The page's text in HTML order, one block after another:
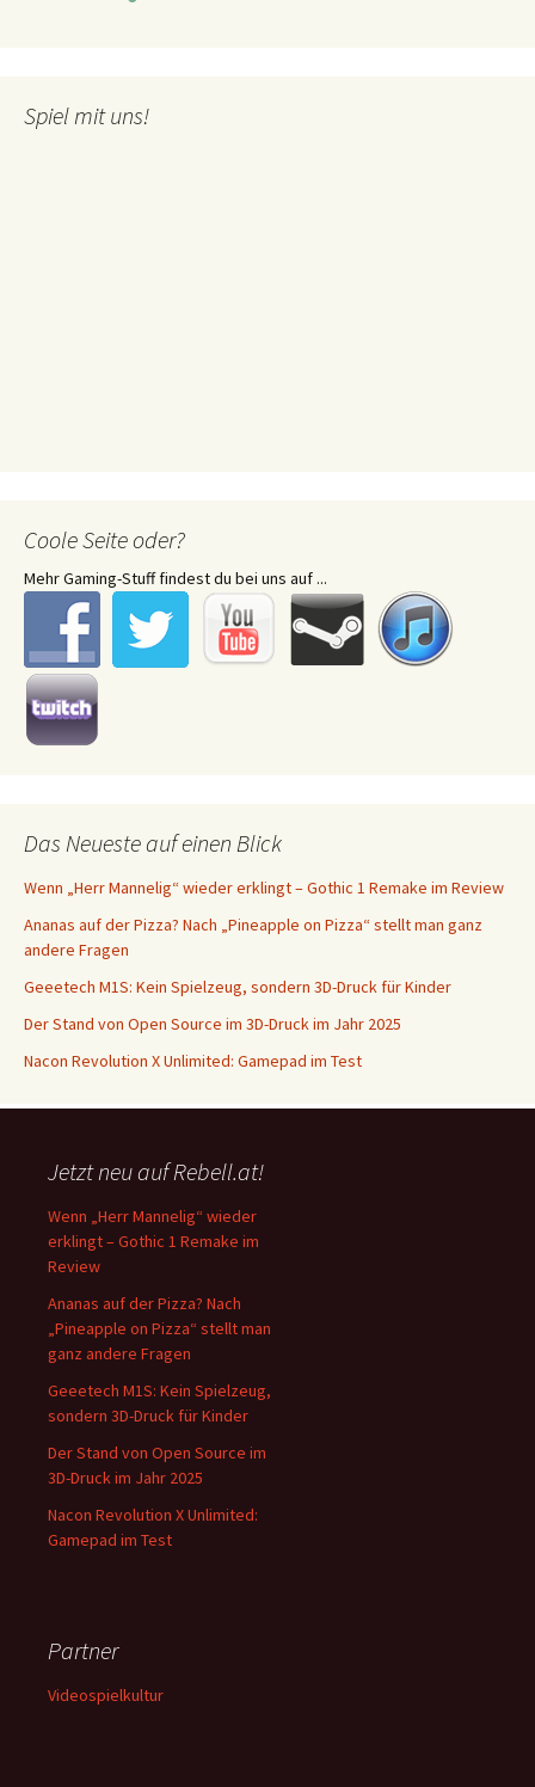
Spiel mit uns!
Coole Seite oder?
Mehr Gaming-Stuff findest du bei uns auf ...
Das Neueste auf einen Blick
Wenn „Herr Mannelig“ wieder erklingt – Gothic 1 Remake im Review
Ananas auf der Pizza? Nach „Pineapple on Pizza“ stellt man ganz
andere Fragen
Geeetech M1S: Kein Spielzeug, sondern 3D-Druck für Kinder
Der Stand von Open Source im 3D-Druck im Jahr 2025
Nacon Revolution X Unlimited: Gamepad im Test
Jetzt neu auf Rebell.at!
Wenn „Herr Mannelig“ wieder
erklingt – Gothic 1 Remake im
Review
Ananas auf der Pizza? Nach
„Pineapple on Pizza“ stellt man
ganz andere Fragen
Geeetech M1S: Kein Spielzeug,
sondern 3D-Druck für Kinder
Der Stand von Open Source im
3D-Druck im Jahr 2025
Nacon Revolution X Unlimited:
Gamepad im Test
Partner
Videospielkultur